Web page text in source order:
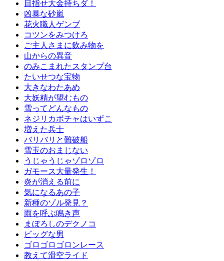
目指せ大金持ちダ！
凶暴な砂嵐
花火職人ゲンブ
コツンをみつけろ
ご主人さまに飲み物を
山からの異音
のみこまれたスタンプ台
たいせつな宝物
大きなわたあめ
大妖精が望むもの
雪ってどんなもの
ネジリカボチャはいずこ
増えた兵士
バリバリと難破船
雪玉のおまじない
うじゃうじゃゾロゾロ
ガモース大量発生！
炎が消える前に
気になるあの子
新種のゾル発見？
雨を呼ぶ鳴き声
まぼろしのデクノコ
ビッグな男
ゴロゴロゴロンレース
教えて滑空ライド